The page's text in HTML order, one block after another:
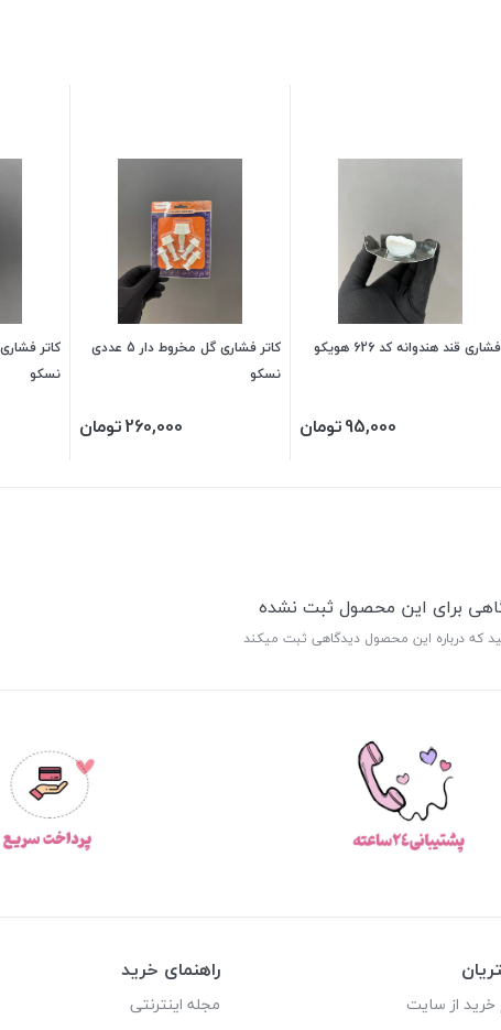
فشاری قند هندوانه کد 626 هویکو
95,000تومان
کاتر فشاری گل مخروط دار 5 عددی
نسکو
260,000تومان
نسکو
برای این محصول ثبت نشده
که درباره این محصول دیدگاهی ثبت میکند
خرید از سایت
راهنمای خرید
مجله اینترنتی